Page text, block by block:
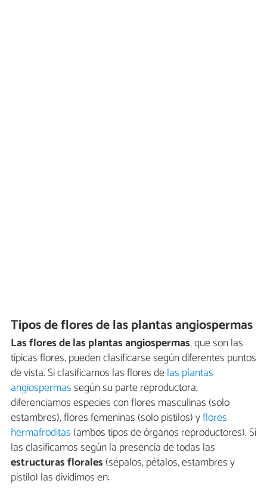
Tipos de flores de las plantas angiospermas
Las flores de las plantas angiospermas, que son las
típicas flores, pueden clasificarse según diferentes puntos
de vista. Si clasificamos las flores delas plantas
angiospermassegún su parte reproductora,
diferenciamos especies con flores masculinas (solo
estambres), flores femeninas (solo pistilos) yflores
hermafroditas (ambos tipos de órganos reproductores). Si
las clasificamos según la presencia de todas las
estructuras florales (sépalos, pétalos, estambres y
pistilo) las dividimos en: